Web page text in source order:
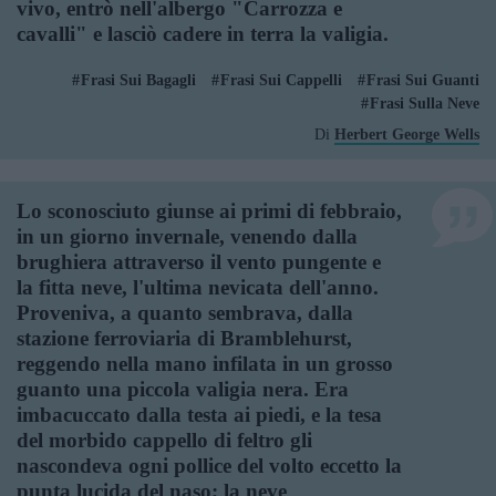
vivo, entrò nell'albergo "Carrozza e
cavalli" e lasciò cadere in terra la valigia.
Frasi Sui Bagagli Frasi Sui Cappelli
Frasi Sui Guanti
Frasi Sulla Neve
Di Herbert George Wells
Lo sconosciuto giunse ai primi di febbraio,
in un giorno invernale, venendo dalla
brughiera attraverso il vento pungente e
la fitta neve, l'ultima nevicata dell'anno.
Proveniva, a quanto sembrava, dalla
stazione ferroviaria di Bramblehurst,
reggendo nella mano infilata in un grosso
guanto una piccola valigia nera. Era
imbacuccato dalla testa ai piedi, e la tesa
del morbido cappello di feltro gli
nascondeva ogni pollice del volto eccetto la
punta lucida del naso; la neve